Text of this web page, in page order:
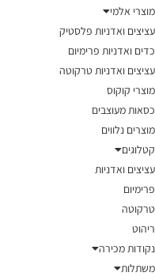
מוצרי אלמי
עציצים ואדניות פלסטיק
כדים ואדניות פרימיום
עציצים ואדניות טרקוטה
מוצרי קוקוס
כסאות מעוצבים
מוצרים נלווים
קטלוגים
עציצים ואדניות
פרימיום
טרקוטה
ריהוט
נקודות מכירה
משתלות